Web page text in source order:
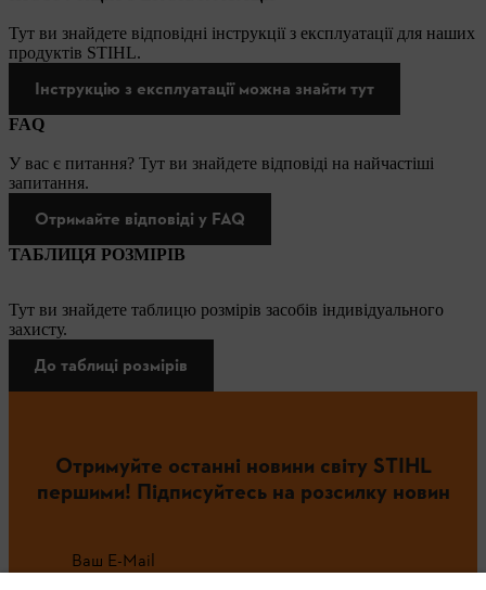
Тут ви знайдете відповідні інструкції з експлуатації для наших
продуктів STIHL.
Інструкцію з експлуатації можна знайти тут
FAQ
У вас є питання? Тут ви знайдете відповіді на найчастіші
запитання.
Отримайте відповіді у FAQ
ТАБЛИЦЯ РОЗМІРІВ
Тут ви знайдете таблицю розмірів засобів індивідуального
захисту.
До таблиці розмірів
Отримуйте останні новини світу STIHL
першими! Підписуйтесь на розсилку новин
Ваш E-Mail